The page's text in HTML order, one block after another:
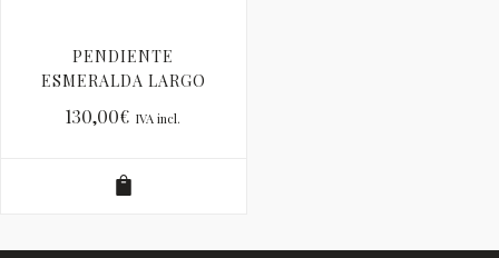
PENDIENTE
ESMERALDA LARGO
130,00€ IVA incl.